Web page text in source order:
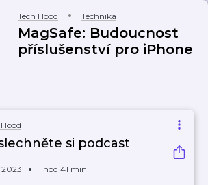
Tech Hood Technika
MagSafe: Budoucnost
příslušenství pro iPhone
si podcast
2023 1 hod 41 min